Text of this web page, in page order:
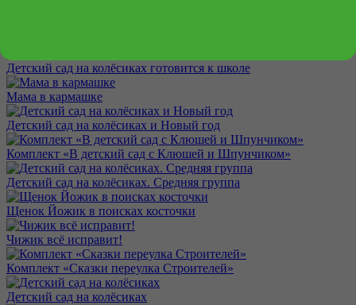
Детский сад на колёсиках готовится к школе
Мама в кармашке
Детский сад на колёсиках и Новый год
Комплект «В детский сад с Клюшей и Шпунчиком»
Детский сад на колёсиках. Средняя группа
Щенок Йожик в поисках косточки
Чижик всё исправит!
Комплект «Сказки переулка Строителей»
Детский сад на колёсиках